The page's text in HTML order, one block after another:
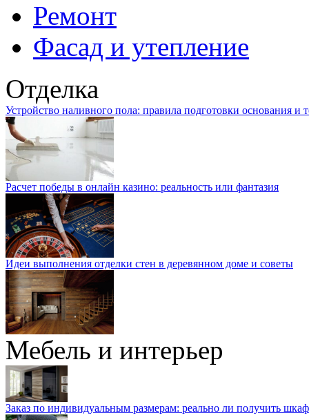
Ремонт
Фасад и утепление
Отделка
Устройство наливного пола: правила подготовки основания и
Расчет победы в онлайн казино: реальность или фантазия
Идеи выполнения отделки стен в деревянном доме и советы
Мебель и интерьер
Заказ по индивидуальным размерам: реально ли получить